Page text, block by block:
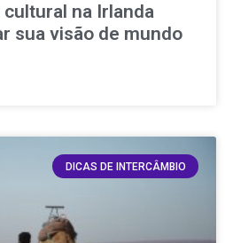
na Irlanda
sua visão de mundo
DICAS DE INTERCÂMBIO